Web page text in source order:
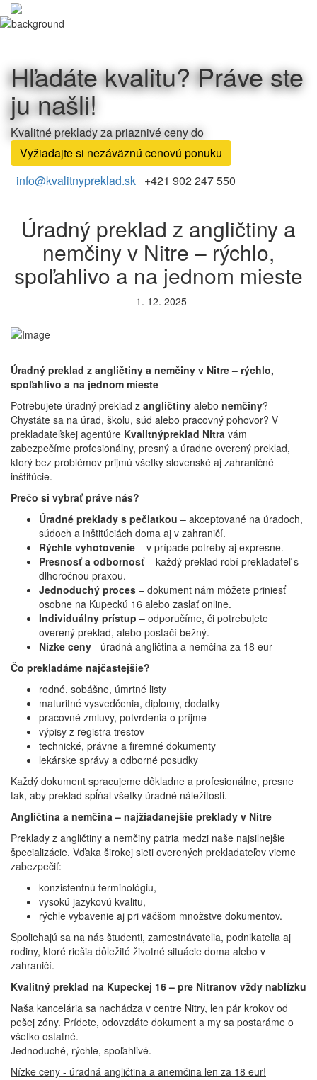
Hľadáte kvalitu? Práve ste
ju našli!
Kvalitné preklady za priaznivé ceny do
Vyžiadajte si nezáväznú cenovú ponuku
info@kvalitnypreklad.sk +421 902 247 550
Úradný preklad z angličtiny a
nemčiny v Nitre – rýchlo,
spoľahlivo a na jednom mieste
1. 12. 2025
Úradný preklad z angličtiny a nemčiny v Nitre – rýchlo,
spoľahlivo a na jednom mieste
Potrebujete úradný preklad z angličtiny alebo nemčiny?
Chystáte sa na úrad, školu, súd alebo pracovný pohovor? V
prekladateľskej agentúre Kvalitnýpreklad Nitra vám
zabezpečíme profesionálny, presný a úradne overený preklad,
ktorý bez problémov prijmú všetky slovenské aj zahraničné
inštitúcie.
Prečo si vybrať práve nás?
Úradné preklady s pečiatkou – akceptované na úradoch,
súdoch a inštitúciách doma aj v zahraničí.
Rýchle vyhotovenie – v prípade potreby aj expresne.
Presnosť a odbornosť– každý preklad robí prekladateľ s
dlhoročnou praxou.
Jednoduchý proces – dokument nám môžete priniesť
osobne na Kupeckú 16 alebo zaslať online.
Individuálny prístup – odporučíme, či potrebujete
overený preklad, alebo postačí bežný.
Nízke ceny - úradná angličtina a nemčina za 18 eur
Čo prekladáme najčastejšie?
rodné, sobášne, úmrtné listy
maturitné vysvedčenia, diplomy, dodatky
pracovné zmluvy, potvrdenia o príjme
výpisy z registra trestov
technické, právne a firemné dokumenty
lekárske správy a odborné posudky
Každý dokument spracujeme dôkladne a profesionálne, presne
tak, aby preklad spĺňal všetky úradné náležitosti.
Angličtina a nemčina – najžiadanejšie preklady v Nitre
Preklady z angličtiny a nemčiny patria medzi naše najsilnejšie
špecializácie. Vďaka širokej sieti overených prekladateľov vieme
zabezpečiť:
konzistentnú terminológiu,
vysokú jazykovú kvalitu,
rýchle vybavenie aj pri väčšom množstve dokumentov.
Spoliehajú sa na nás študenti, zamestnávatelia, podnikatelia aj
rodiny, ktoré riešia dôležité životné situácie doma alebo v
zahraničí.
Kvalitný preklad na Kupeckej 16 – pre Nitranov vždy nablízku
Naša kancelária sa nachádza v centre Nitry, len pár krokov od
pešej zóny. Prídete, odovzdáte dokument a my sa postaráme o
všetko ostatné.
Jednoduché, rýchle, spoľahlivé.
Nízke ceny - úradná angličtina a anemčina len za 18 eur!